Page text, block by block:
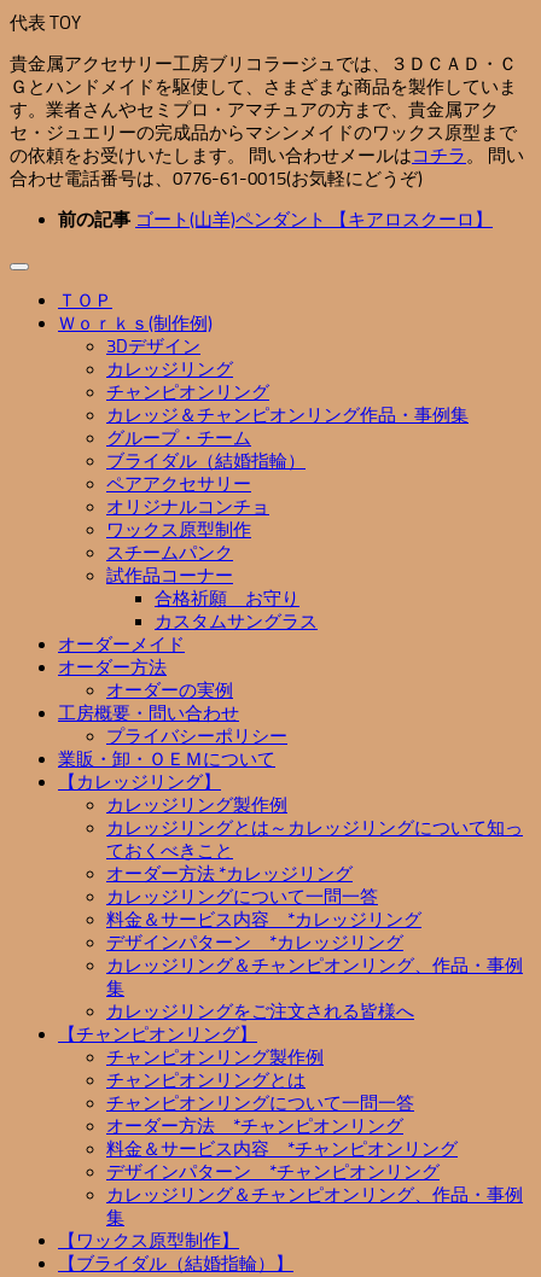
代表 TOY
貴金属アクセサリー工房ブリコラージュでは、３ＤＣＡＤ・Ｃ
Ｇとハンドメイドを駆使して、さまざまな商品を製作していま
す。業者さんやセミプロ・アマチュアの方まで、貴金属アク
セ・ジュエリーの完成品からマシンメイドのワックス原型まで
の依頼をお受けいたします。 問い合わせメールはコチラ。 問い
合わせ電話番号は、0776-61-0015(お気軽にどうぞ)
前の記事 ゴート(山羊)ペンダント 【キアロスクーロ】
ＴＯＰ
Ｗｏｒｋｓ(制作例)
3Dデザイン
カレッジリング
チャンピオンリング
カレッジ＆チャンピオンリング作品・事例集
グループ・チーム
ブライダル（結婚指輪）
ペアアクセサリー
オリジナルコンチョ
ワックス原型制作
スチームパンク
試作品コーナー
合格祈願 お守り
カスタムサングラス
オーダーメイド
オーダー方法
オーダーの実例
工房概要・問い合わせ
プライバシーポリシー
業販・卸・ＯＥＭについて
【カレッジリング】
カレッジリング製作例
カレッジリングとは～カレッジリングについて知っ
ておくべきこと
オーダー方法 *カレッジリング
カレッジリングについて一問一答
料金＆サービス内容 *カレッジリング
デザインパターン *カレッジリング
カレッジリング＆チャンピオンリング、作品・事例
集
カレッジリングをご注文される皆様へ
【チャンピオンリング】
チャンピオンリング製作例
チャンピオンリングとは
チャンピオンリングについて一問一答
オーダー方法 *チャンピオンリング
料金＆サービス内容 *チャンピオンリング
デザインパターン *チャンピオンリング
カレッジリング＆チャンピオンリング、作品・事例
集
【ワックス原型制作】
【ブライダル（結婚指輪）】